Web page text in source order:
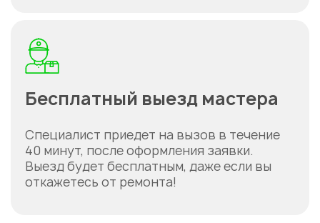
Бесплатный выезд мастера
Специалист приедет на вызов в течение
40 минут, после оформления заявки.
Выезд будет бесплатным, даже если вы
откажетесь от ремонта!